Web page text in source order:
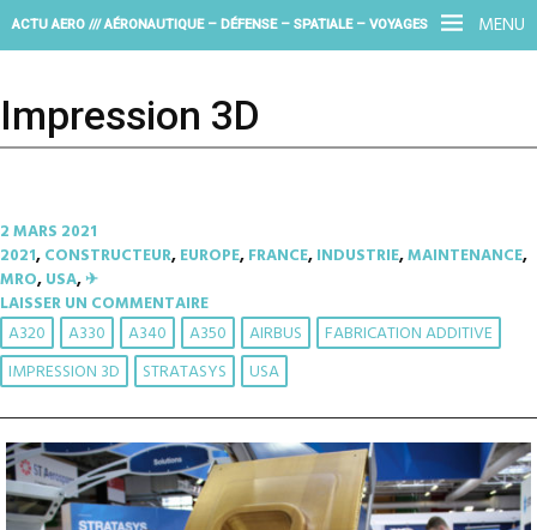
MENU
ACTU AERO /// AÉRONAUTIQUE – DÉFENSE – SPATIALE – VOYAGES
Impression 3D
2 MARS 2021
2021,CONSTRUCTEUR,EUROPE,FRANCE,INDUSTRIE,MAINTENANCE,
MRO,USA,✈︎
LAISSER UN COMMENTAIRE
A320 A330 A340 A350 AIRBUS
FABRICATION ADDITIVE
IMPRESSION 3D
STRATASYS USA